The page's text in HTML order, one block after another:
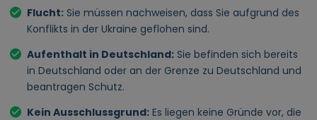
Flucht: Sie müssen nachweisen, dass Sie aufgrund des
Konflikts in der Ukraine geflohen sind.
Aufenthalt in Deutschland: Sie befinden sich bereits
in Deutschland oder an der Grenze zu Deutschland und
beantragen Schutz.
Kein Ausschlussgrund: Es liegen keine Gründe vor, die